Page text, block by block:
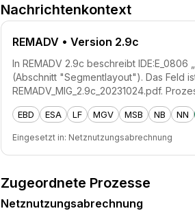
Nachrichtenkontext
REMADV • Version 2.9c
In REMADV 2.9c beschreibt
(Abschnitt "Segmentlayout"). Das Feld
REMADV_MIG_2.9c_20231024.pdf.
EBD ESA LF MGV MSB NB NN
Eingesetzt in: Netznutzungsabrechnung
Zugeordnete Prozesse
Netznutzungsabrechnung